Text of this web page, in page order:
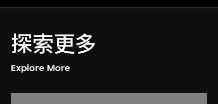
探索更多
Explore More